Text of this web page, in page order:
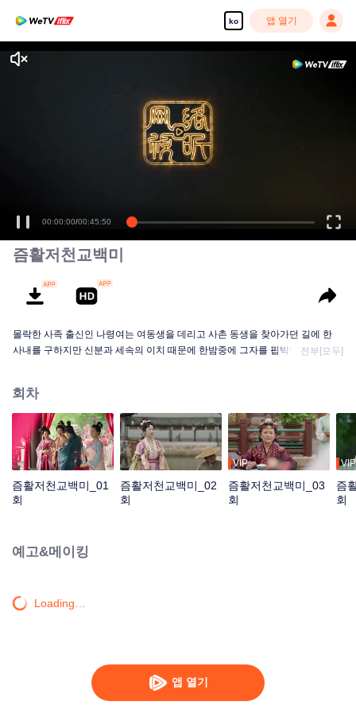
ko 앱 열기
앱 열기
즘활저천교백미
몰락한 사족 출신인 나령여는 여동생을 데리고 사촌 동생을 찾아가던 길에 한
사내를 구하지만 신분과 세속의 이치 때문에 한밤중에 그자를 핍박해 배에서 뛰
되는데… 온 힘을 다해 비위를 맞췄지만, 번번이 외면당하고, 드디어 실망하고
다른 사내에게 다가가려 하자 이젠 자기가 방해하는 이 사내! 아무리 차가운 사
내 마음일지라도 어찌 그녀의 아름다움에 당하겠는가!
전부[모두]
회차
즘활저천교백미_01
회
즘활저천교백미_02
회
VIP
즘활저천교백미_03
회
VIP
즘
회
예고&메이킹
Loading…